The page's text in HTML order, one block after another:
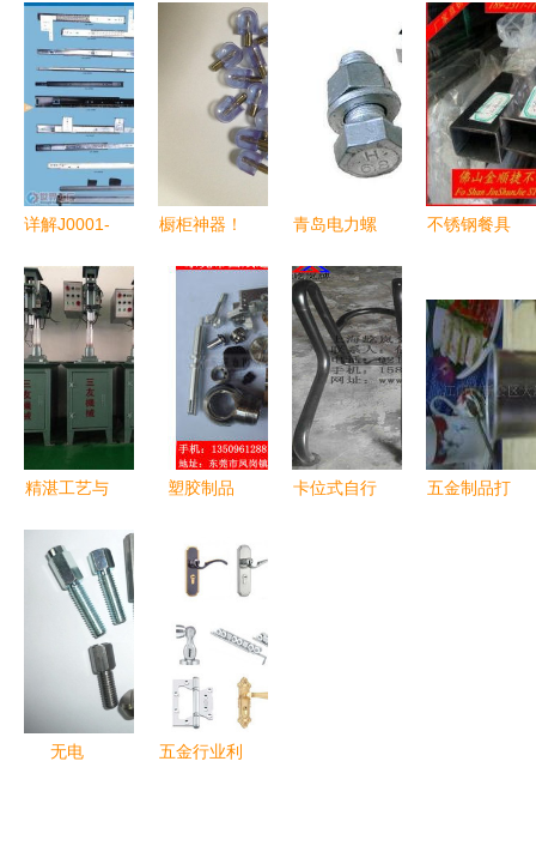
详解J0001-
滑轨系列
卓越五金，
驱动家居升
橱柜神器！
迷你层板托
小五金，大
智慧
青岛电力螺
螺栓 保质
保量制造商
推荐
不锈钢餐具
精品的匠心
制造商——
揭阳市榕城
区立新五金
塑料厂
精湛工艺与
——东坑三
友五金机械
厂的塑胶制
品选择指南
塑胶制品
应用广泛，
日常生产与
生活的基石
卡位式自行
五金制品打
无电
五金行业利